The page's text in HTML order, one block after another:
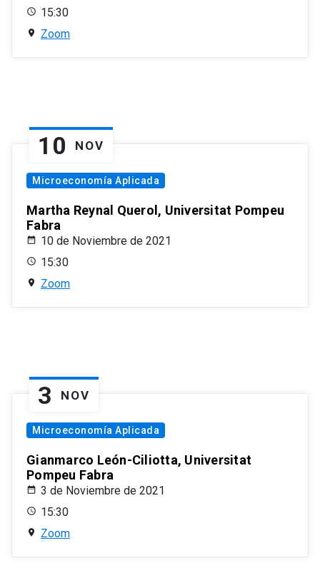
15:30
Zoom
10 NOV
Microeconomía Aplicada
Martha Reynal Querol, Universitat Pompeu
Fabra
10 de Noviembre de 2021
15:30
Zoom
3 NOV
Microeconomía Aplicada
Gianmarco León-Ciliotta, Universitat
Pompeu Fabra
3 de Noviembre de 2021
15:30
Zoom